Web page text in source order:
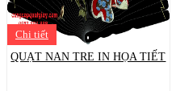
Chi tiết
QUẠT NAN TRE IN HỌA TIẾT